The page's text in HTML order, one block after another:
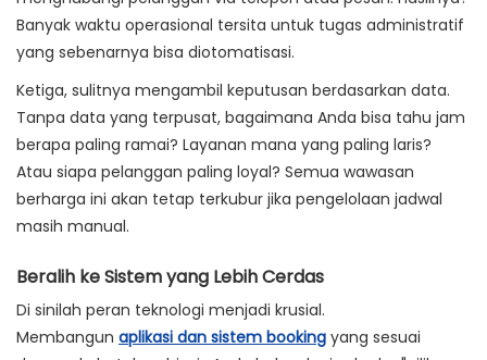
Banyak waktu operasional tersita untuk tugas administratif
yang sebenarnya bisa diotomatisasi.
Ketiga, sulitnya mengambil keputusan berdasarkan data.
Tanpa data yang terpusat, bagaimana Anda bisa tahu jam
berapa paling ramai? Layanan mana yang paling laris?
Atau siapa pelanggan paling loyal? Semua wawasan
berharga ini akan tetap terkubur jika pengelolaan jadwal
masih manual.
Beralih ke Sistem yang Lebih Cerdas
Di sinilah peran teknologi menjadi krusial.
Membangun aplikasi dan sistem booking yang sesuai